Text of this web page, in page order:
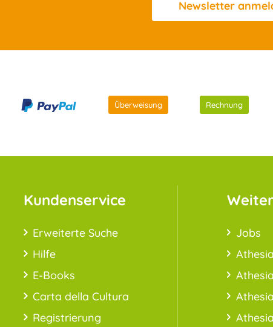
Newsletter
Überweisung Rechnung
Kundenservice
Erweiterte Suche
Hilfe
E-Books
Carta della Cultura
Registrierung
Jobs